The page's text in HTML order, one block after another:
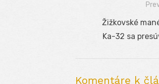
Navigácia
Previous
post:
Žižkovské
Ka-32 sa
Komentáre k